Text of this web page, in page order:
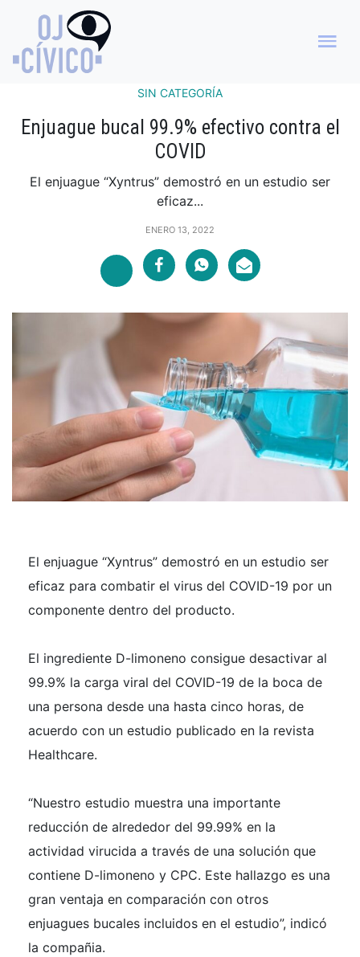
SIN CATEGORÍA
Enjuague bucal 99.9% efectivo contra el
COVID
El enjuague “Xyntrus” demostró en un estudio ser
eficaz...
ENERO 13, 2022
El enjuague “Xyntrus” demostró en un estudio ser
eficaz para combatir el virus del COVID-19 por un
componente dentro del producto.
El ingrediente D-limoneno consigue desactivar al
99.9% la carga viral del COVID-19 de la boca de
una persona desde una hasta cinco horas, de
acuerdo con un estudio publicado en la revista
Healthcare.
“Nuestro estudio muestra una importante
reducción de alrededor del 99.99% en la
actividad virucida a través de una solución que
contiene D-limoneno y CPC. Este hallazgo es una
gran ventaja en comparación con otros
enjuagues bucales incluidos en el estudio”, indicó
la compañia.